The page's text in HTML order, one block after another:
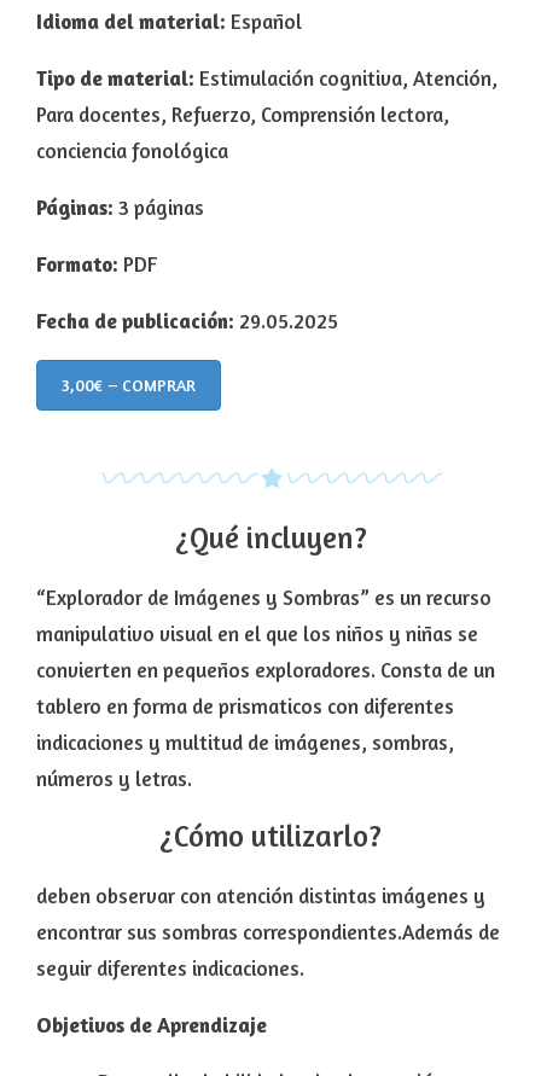
Idioma del material: Español
Tipo de material: Estimulación cognitiva, Atención,
Para docentes, Refuerzo, Comprensión lectora,
conciencia fonológica
Páginas: 3 páginas
Formato: PDF
Fecha de publicación: 29.05.2025
3,00€ – COMPRAR
¿Qué incluyen?
“Explorador de Imágenes y Sombras” es un recurso
manipulativo visual en el que los niños y niñas se
convierten en pequeños exploradores. Consta de un
tablero en forma de prismaticos con diferentes
indicaciones y multitud de imágenes, sombras,
números y letras.
¿Cómo utilizarlo?
deben observar con atención distintas imágenes y
encontrar sus sombras correspondientes.Además de
seguir diferentes indicaciones.
Objetivos de Aprendizaje